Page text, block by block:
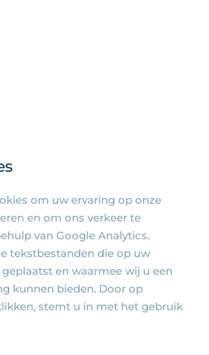
om uw ervaring op onze
en om ons verkeer te
van Google Analytics.
tekstbestanden die op uw
en waarmee wij u een
kunnen bieden. Door op
stemt u in met het gebruik